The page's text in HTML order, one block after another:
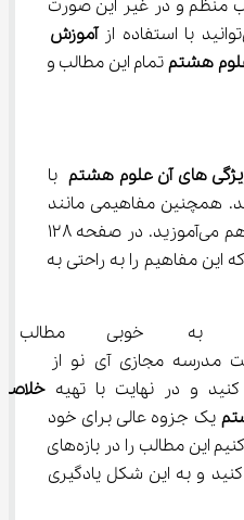
منظم و در غیر این صورت
آموزش
تمام این مطالب و
های آن علوم هشتم با
نور آشنا می‌شوید. همچنین مفاهیمی مانند
این مفاهیم را به راحتی به
به خوبی
مدرسه مجازی آی نو از
و در نهایت با تهیه
یک جزوه عالی برای خود
تهیه کنید. به شما توصیه می‌کنیم این مطالب را در بازه‌های
و به این شکل یادگیری